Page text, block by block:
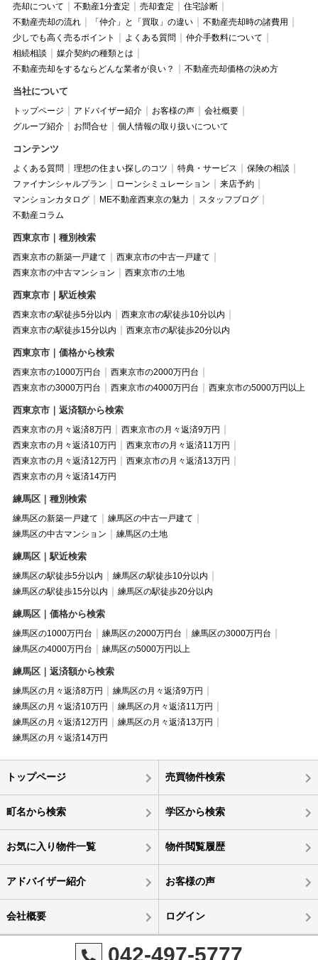
売却について 不動産1分査定 売却査定
住宅診断
不動産売却の流れ
「仲介」と「買取」の違い
不動産売却時の諸費用
少しでも高く売るポイント
よくある質問
仲介手数料について
相続相談
媒介契約の種類とは
不動産売却をするならどんな業者が良い？
不動産売却価格の決め方
当社について
トップページ アドバイザー紹介 お客様の声
会社概要
グループ紹介
お問合せ 個人情報の取り扱いについて
コンテンツ
よくある質問 理想の住まい探しのコツ 特典・サービス
保険の相談
ファイナンシャルプラン
ローンシミュレーション
来店予約
マンションカタログ
ME不動産西東京の魅力
スタッフブログ
不動産コラム
西東京市｜種別検索
西東京市の新築一戸建て
西東京市の中古一戸建て
西東京市の中古マンション
西東京市の土地
西東京市｜駅近検索
西東京市の駅徒歩5分以内
西東京市の駅徒歩10分以内
西東京市の駅徒歩15分以内
西東京市の駅徒歩20分以内
西東京市｜価格から検索
西東京市の1000万円台
西東京市の2000万円台
西東京市の3000万円台
西東京市の4000万円台 西東京市の5000万円以上
西東京市｜返済額から検索
西東京市の月々返済8万円
西東京市の月々返済9万円
西東京市の月々返済10万円
西東京市の月々返済11万円
西東京市の月々返済12万円
西東京市の月々返済13万円
西東京市の月々返済14万円
練馬区｜種別検索
練馬区の新築一戸建て
練馬区の中古一戸建て
練馬区の中古マンション
練馬区の土地
練馬区｜駅近検索
練馬区の駅徒歩5分以内
練馬区の駅徒歩10分以内
練馬区の駅徒歩15分以内
練馬区の駅徒歩20分以内
練馬区｜価格から検索
練馬区の1000万円台 練馬区の2000万円台
練馬区の3000万円台
練馬区の4000万円台
練馬区の5000万円以上
練馬区｜返済額から検索
練馬区の月々返済8万円
練馬区の月々返済9万円
練馬区の月々返済10万円
練馬区の月々返済11万円
練馬区の月々返済12万円
練馬区の月々返済13万円
練馬区の月々返済14万円
トップページ 売買物件検索
町名から検索 学区から検索
お気に入り物件一覧 物件閲覧履歴
アドバイザー紹介 お客様の声
会社概要 ログイン
042-497-5777